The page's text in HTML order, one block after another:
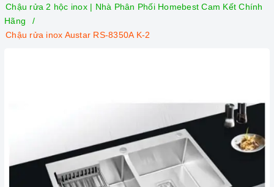
Chậu rửa 2 hộc inox | Nhà Phân Phối Homebest Cam Kết Chính
Hãng
Chậu rửa inox Austar RS-8350A K-2